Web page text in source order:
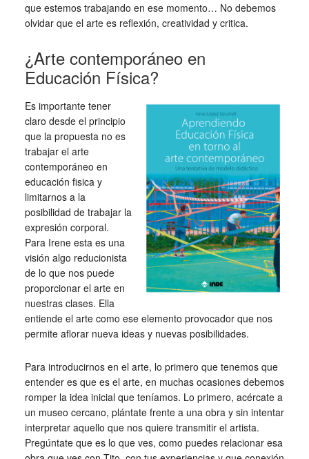
que estemos trabajando en ese momento… No debemos
olvidar que el arte es reflexión, creatividad y critica.
¿Arte contemporáneo en
Educación Física?
Es importante tener
claro desde el principio
que la propuesta no es
trabajar el arte
contemporáneo en
educación fisica y
limitarnos a la
posibilidad de trabajar la
expresión corporal.
Para Irene esta es una
visión algo reducionista
de lo que nos puede
proporcionar el arte en
nuestras clases. Ella
entiende el arte como ese elemento provocador que nos
permite aflorar nueva ideas y nuevas posibilidades.
Para introducirnos en el arte, lo primero que tenemos que
entender es que es el arte, en muchas ocasiones debemos
romper la idea inicial que teníamos. Lo primero, acércate a
un museo cercano, plántate frente a una obra y sin intentar
interpretar aquello que nos quiere transmitir el artista.
Pregúntate que es lo que ves, como puedes relacionar esa